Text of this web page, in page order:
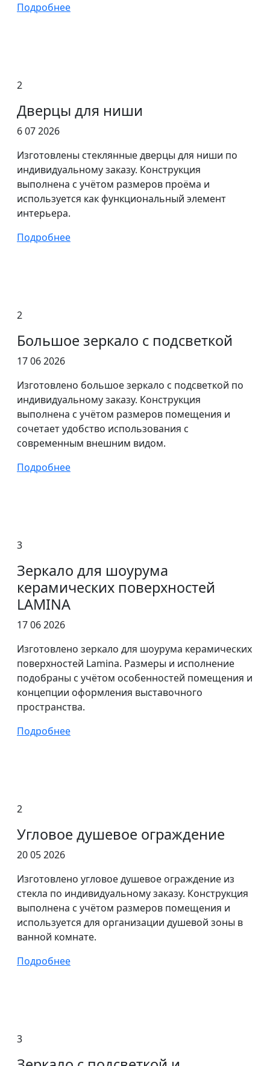
Подробнее
2
Дверцы для ниши
6 07 2026
Изготовлены стеклянные дверцы для ниши по
индивидуальному заказу. Конструкция
выполнена с учётом размеров проёма и
используется как функциональный элемент
интерьера.
Подробнее
2
Большое зеркало с подсветкой
17 06 2026
Изготовлено большое зеркало с подсветкой по
индивидуальному заказу. Конструкция
выполнена с учётом размеров помещения и
сочетает удобство использования с
современным внешним видом.
Подробнее
3
Зеркало для шоурума
керамических поверхностей
LAMINA
17 06 2026
Изготовлено зеркало для шоурума керамических
поверхностей Lamina. Размеры и исполнение
подобраны с учётом особенностей помещения и
концепции оформления выставочного
пространства.
Подробнее
2
Угловое душевое ограждение
20 05 2026
Изготовлено угловое душевое ограждение из
стекла по индивидуальному заказу. Конструкция
выполнена с учётом размеров помещения и
используется для организации душевой зоны в
ванной комнате.
Подробнее
3